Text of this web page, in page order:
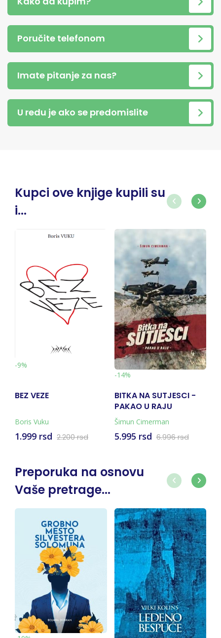
Poručite telefonom
Imate pitanje za nas?
U redu je ako se predomislite
Kupci ove knjige kupili su
i...
Vuku
rsd 2.200 rsd
BITKA NA SUTJESCI -
PAKAO U RAJU
(KNJIGA + KARTA)
Šimun Cimerman
5.995 rsd 6.996 rsd
-10%
VOLI ME
1.793 rsd
Preporuka na osnovu
Vaše pretrage...